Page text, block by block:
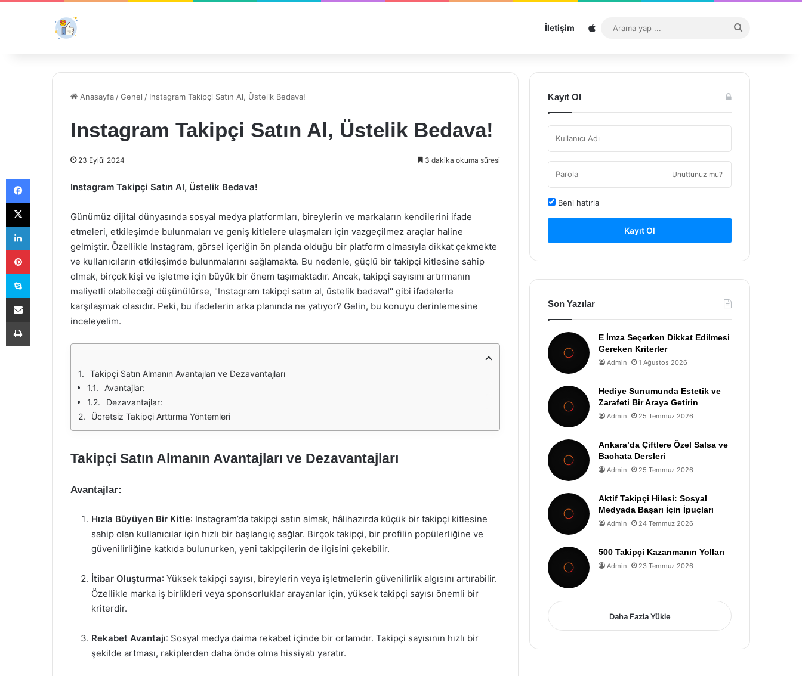
İletişim Sitemap
...
Anasayfa /Genel / Instagram Takipçi Satın Al, Üstelik Bedava!
Instagram Takipçi Satın Al, Üstelik Bedava!
23 Eylül 2024 3 dakika okuma süresi
Instagram Takipçi Satın Al, Üstelik Bedava!
Günümüz dijital dünyasında sosyal medya platformları, bireylerin ve markaların kendilerini ifade
etmeleri, etkileşimde bulunmaları ve geniş kitlelere ulaşmaları için vazgeçilmez araçlar haline
gelmiştir. Özellikle Instagram, görsel içeriğin ön planda olduğu bir platform olmasıyla dikkat çekmekte
ve kullanıcıların etkileşimde bulunmalarını sağlamakta. Bu nedenle, güçlü bir takipçi kitlesine sahip
olmak, birçok kişi ve işletme için büyük bir önem taşımaktadır. Ancak, takipçi sayısını artırmanın
maliyetli olabileceği düşünülürse, "Instagram takipçi satın al, üstelik bedava!" gibi ifadelerle
karşılaşmak olasıdır. Peki, bu ifadelerin arka planında ne yatıyor? Gelin, bu konuyu derinlemesine
inceleyelim.
Takipçi Satın Almanın Avantajları ve Dezavantajları
Avantajlar:
Dezavantajlar:
Ücretsiz Takipçi Arttırma Yöntemleri
Takipçi Satın Almanın Avantajları ve Dezavantajları
Avantajlar:
Hızla Büyüyen Bir Kitle: Instagram’da takipçi satın almak, hâlihazırda küçük bir takipçi kitlesine
sahip olan kullanıcılar için hızlı bir başlangıç sağlar. Birçok takipçi, bir profilin popülerliğine ve
güvenilirliğine katkıda bulunurken, yeni takipçilerin de ilgisini çekebilir.
İtibar Oluşturma: Yüksek takipçi sayısı, bireylerin veya işletmelerin güvenilirlik algısını artırabilir.
Özellikle marka iş birlikleri veya sponsorluklar arayanlar için, yüksek takipçi sayısı önemli bir
kriterdir.
Rekabet Avantajı: Sosyal medya daima rekabet içinde bir ortamdır. Takipçi sayısının hızlı bir
şekilde artması, rakiplerden daha önde olma hissiyatı yaratır.
Kayıt Ol
Unuttunuz mu?
Beni hatırla
Kayıt Ol
Son Yazılar
E İmza Seçerken Dikkat Edilmesi
Gereken Kriterler
Admin 1 Ağustos 2026
Hediye Sunumunda Estetik ve
Zarafeti Bir Araya Getirin
Admin 25 Temmuz 2026
Ankara’da Çiftlere Özel Salsa ve
Bachata Dersleri
Admin 25 Temmuz 2026
Aktif Takipçi Hilesi: Sosyal
Medyada Başarı İçin İpuçları
Admin 24 Temmuz 2026
500 Takipçi Kazanmanın Yolları
Admin 23 Temmuz 2026
Daha Fazla Yükle
Facebook
X
LinkedIn
Pinterest
Skype
E-Posta ile paylaş